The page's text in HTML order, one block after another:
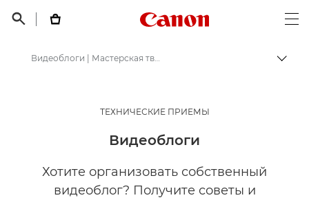
 
Canon Logo, back
Мастерская творчества | Советы по фотографии и печати и руководства для покупателей
Советы и технические приемы
ТЕХНИЧЕСКИЕ ПРИЕМЫ
Видеоблоги
Хотите организовать собственный
видеоблог? Получите советы и